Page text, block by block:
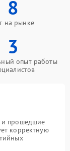
8
на рынке
3
опыт работы
и прошедшие
корректную